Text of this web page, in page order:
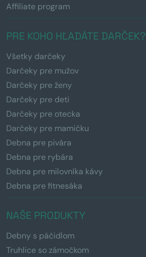
Affiliate program
PRE KOHO HĽADÁTE DARČEK?
Všetky darčeky
Darčeky pre mužov
Darčeky pre ženy
Darčeky pre deti
Darčeky pre otecka
Darčeky pre mamičku
Debna pre pivára
Debna pre rybára
Debna pre milovníka kávy
Debna pre fitnesáka
NAŠE PRODUKTY
Debny s páčidlom
Truhlice so zámočkom